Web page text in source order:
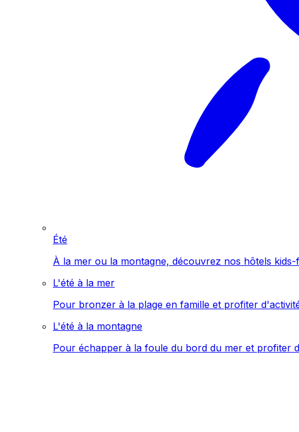
Été
À la mer ou la montagne, découvrez nos hôtels
L'été à la mer
Pour bronzer à la plage en famille et profiter
L'été à la montagne
Pour échapper à la foule du bord du mer et profiter